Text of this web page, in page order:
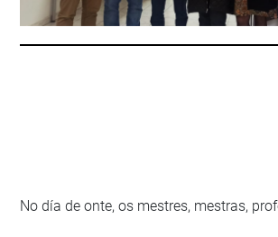
No día de onte, os mestres, mestras,